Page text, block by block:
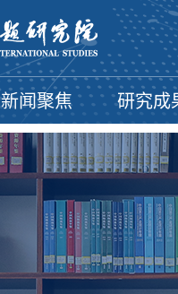
新闻聚焦 研究成